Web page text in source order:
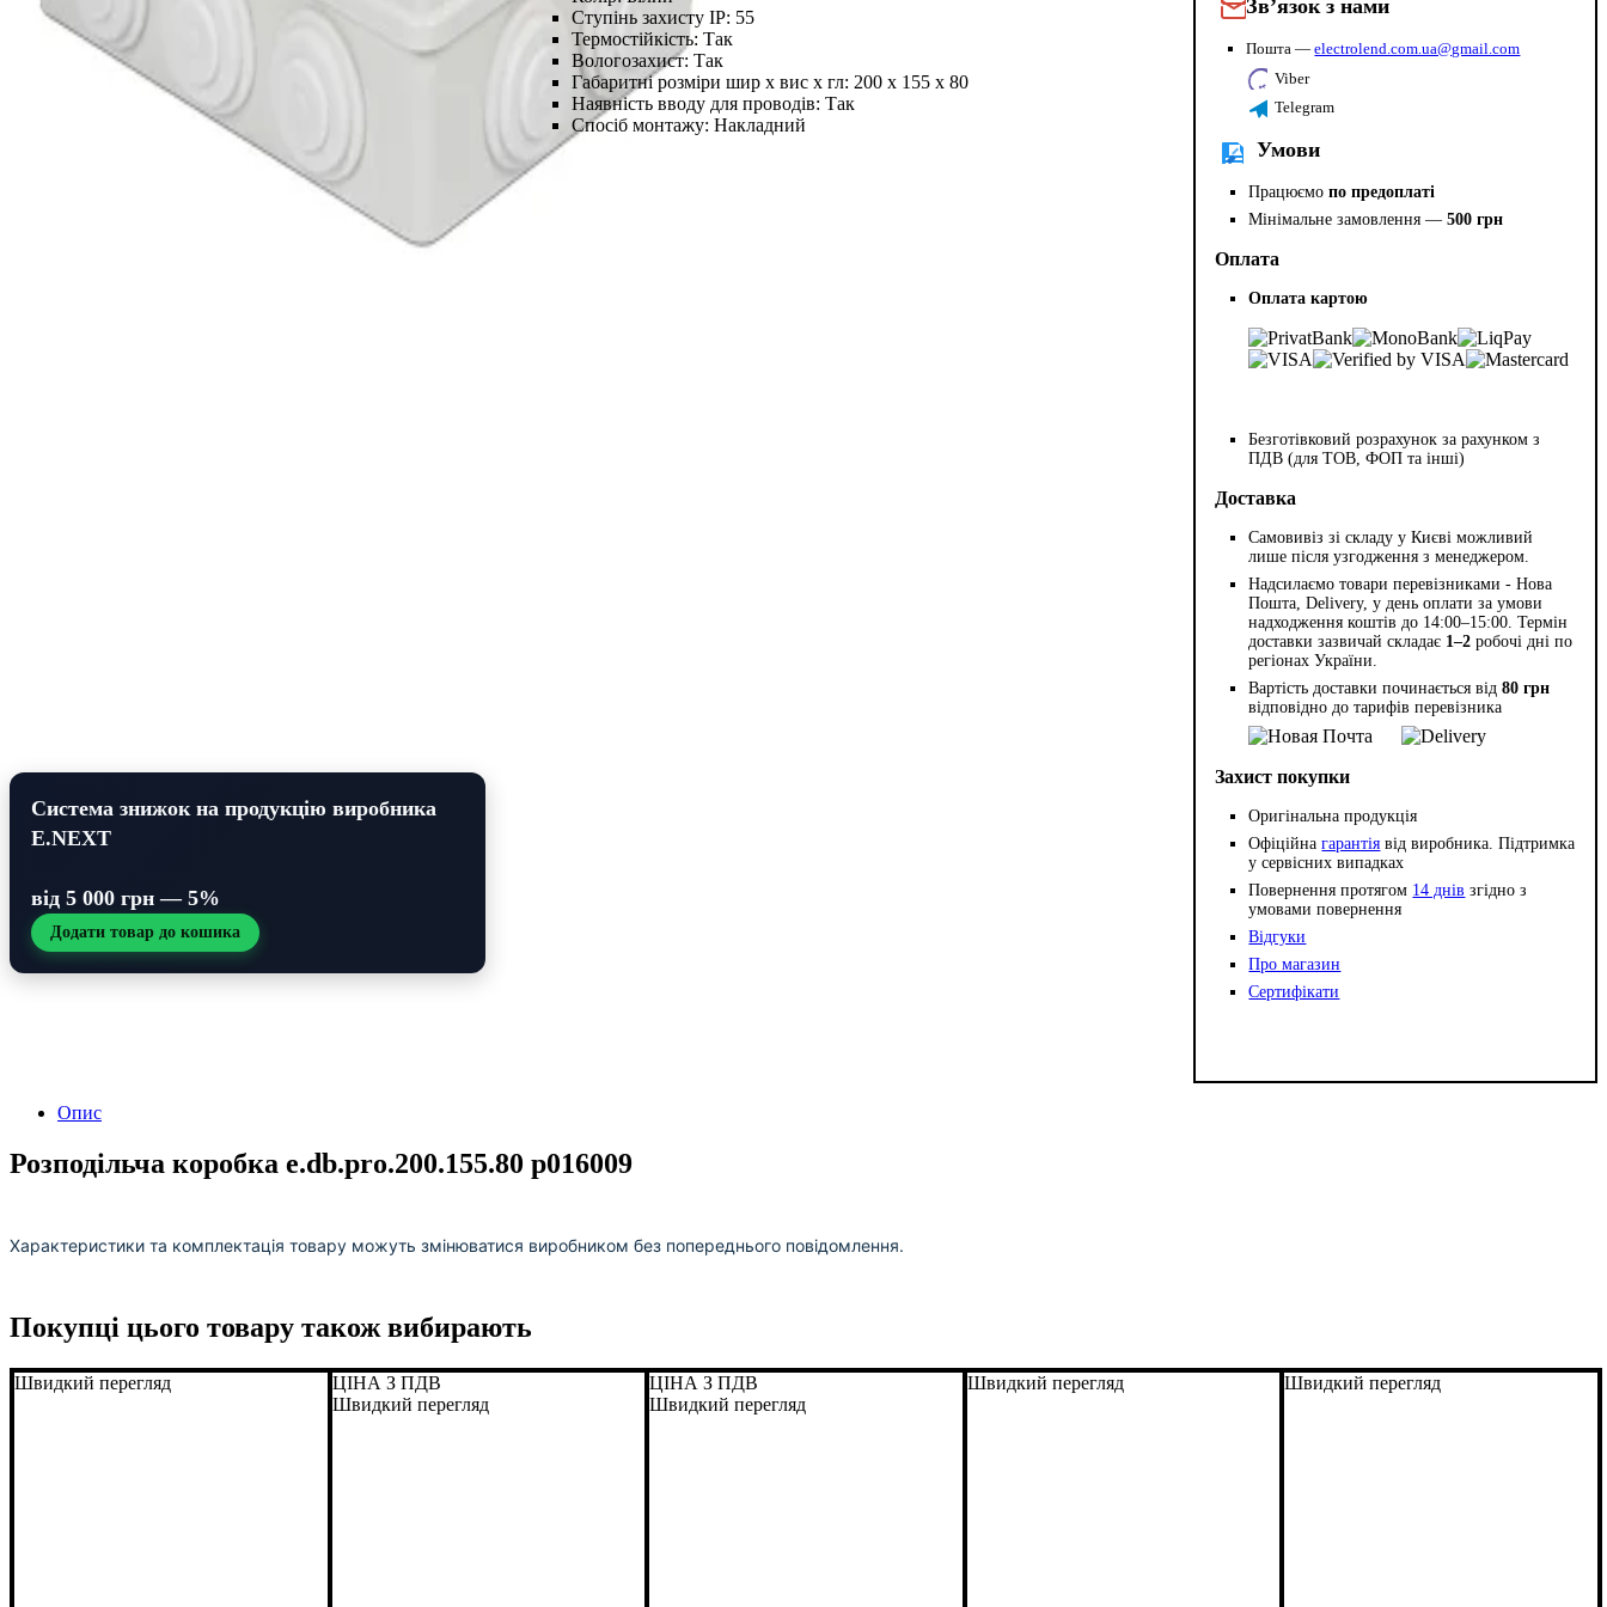
Система знижок на продукцію виробника
E.NEXT
від 5 000 грн — 5%
Додати товар до кошика
Ступінь захисту IP: 55
Термостійкість:Так
Вологозахист:Так
Габаритні розміри шир х вис х гл: 200 х 155 х 80
Наявність вводу для проводів:Так
Спосіб монтажу:Накладний
Зв’язок з нами
Пошта —electrolend.com.ua@gmail.com
Viber
Telegram
Умови
Працюємопо предоплаті
Мінімальне замовлення —500 грн
Оплата
Оплата картою
Безготівковий розрахунок за рахунком з
ПДВ (для ТОВ, ФОП та інші)
Доставка
Самовивіз зі складу у Києві можливий
лише після узгодження з менеджером.
Надсилаємо товари перевізниками - Нова
Пошта, Delivery, у день оплати за умови
надходження коштів до 14:00–15:00. Термін
доставки зазвичай складає 1–2 робочі дні по
регіонах України.
Вартість доставки починається від80 грн
відповідно до тарифів перевізника
Захист покупки
Оригінальна продукція
Офіційнагарантія від виробника. Підтримка
у сервісних випадках
Повернення протягом 14 днів згідно з
умовами повернення
Відгуки
Про магазин
Сертифікати
Опис
Розподільча коробка e.db.pro.200.155.80 p016009
Характеристики та комплектація товару можуть змінюватися виробником без попереднього повідомлення.
Покупці цього товару також вибирають
Швидкий перегляд
ЦІНА З ПДВ
Швидкий перегляд
ЦІНА З ПДВ
Швидкий перегляд
Швидкий перегляд Швидкий перегляд